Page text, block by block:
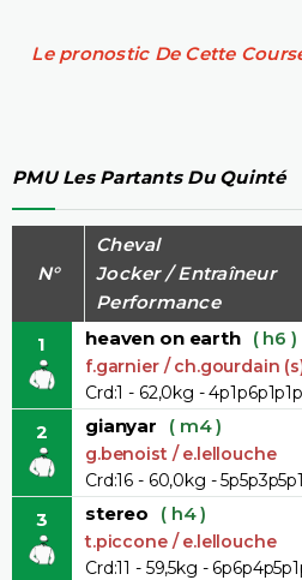
Le pronostic De Cette
PMU Les Partants Du Quinté
N°
Cheval
Jocker / Entraîneur
Performance
1
heaven on earth ( h6 )
f.garnier / ch.gourdain
Crd:1 - 62,0kg -
2 gianyar ( m4 )
g.benoist / e.lellouche
Crd:16 - 60,0kg -
3 stereo ( h4 )
t.piccone / e.lellouche
Crd:11 - 59,5kg -